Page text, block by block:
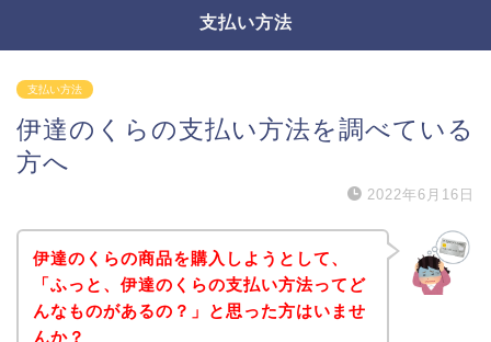
支払い方法
支払い方法
伊達のくらの支払い方法を調べている
方へ
2022年6月16日
伊達のくらの商品を購入しようとして、
「ふっと、伊達のくらの支払い方法ってど
んなものがあるの？」と思った方はいませ
んか？